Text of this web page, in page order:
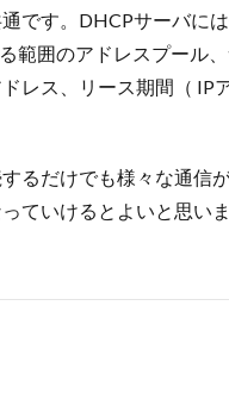
です。DHCPサーバに
範囲のアドレスプール
レス、リース期間（ IP
るだけでも様々な通信
ていけるとよいと思いま